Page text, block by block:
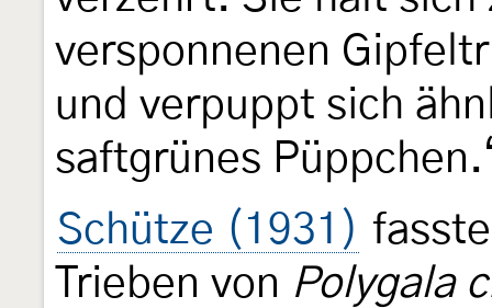
versponnenen
und verpuppt sich
saftgrünes
Schütze (1931)
Trieben von Polygala